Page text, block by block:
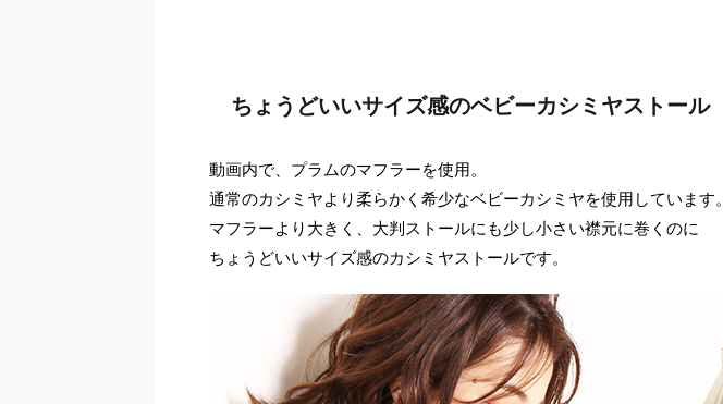
ちょうどいいサイズ感のベビーカシミヤストール
動画内で、プラムのマフラーを使用。
通常のカシミヤより柔らかく希少なベビーカシミヤを使用しています。
マフラーより大きく、大判ストールにも少し小さい襟元に巻くのに
ちょうどいいサイズ感のカシミヤストールです。